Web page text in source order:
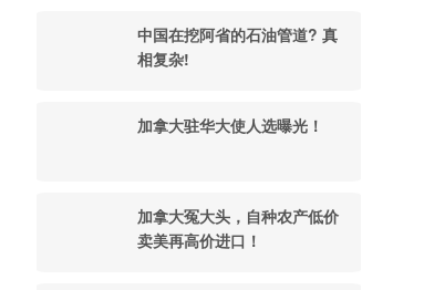
中国在挖阿省的石油管道? 真
相复杂!
加拿大驻华大使人选曝光！
加拿大冤大头，自种农产低价
卖美再高价进口！